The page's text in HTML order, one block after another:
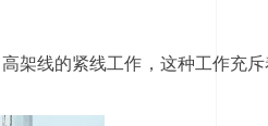
架线的紧线工作，这种工作充